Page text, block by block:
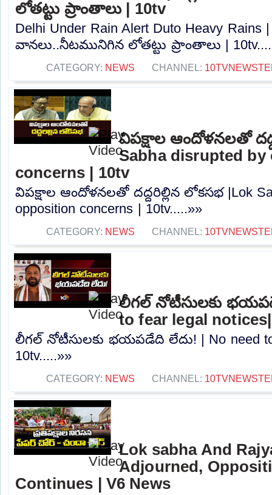
లోతట్టు ప్రాంతాలు | 10tv
Delhi Under Rain Alert Duto Heavy
వానలు..నీటమునిగిన లోతట్టు ప్రాంతాలు |
CATEGORY: NEWS CHANNEL:
విపక్షాల ఆందోళనలతో
Sabha disrupted
concerns | 10tv
విపక్షాల ఆందోళనలతో దద్దరిల్లిన లోకసభ |Lok
opposition concerns | 10tv.....»»
CATEGORY: NEWS CHANNEL:
లీగల్ నోటీసులకు
to fear legal
లీగల్ నోటీసులకు భయపడేది లేదు! | No need to
10tv.....»»
CATEGORY: NEWS CHANNEL:
Lok sabha And
Adjourned,
Continues | V6 News